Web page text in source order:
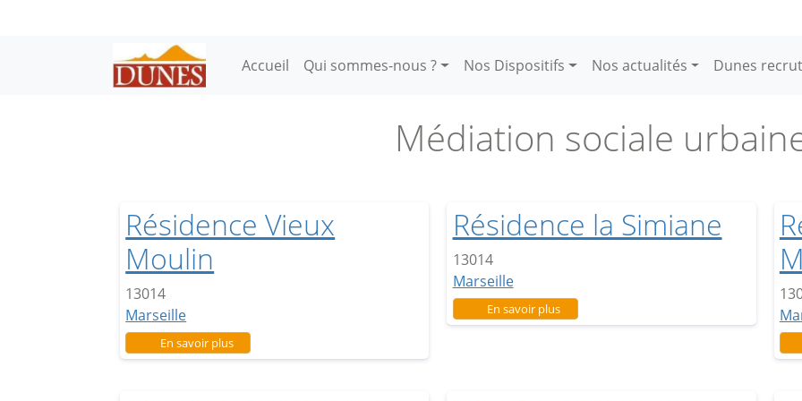
Main navigation
Accueil Qui sommes-nous ? Nos Dispositifs Nos actualités Dunes
Médiation sociale
Résidence Vieux
Moulin
13014
Marseille
En savoir plussur Résidence Vieux Moulin
Résidence la Simiane
13014
Marseille
En savoir plussur Résidence la Simiane